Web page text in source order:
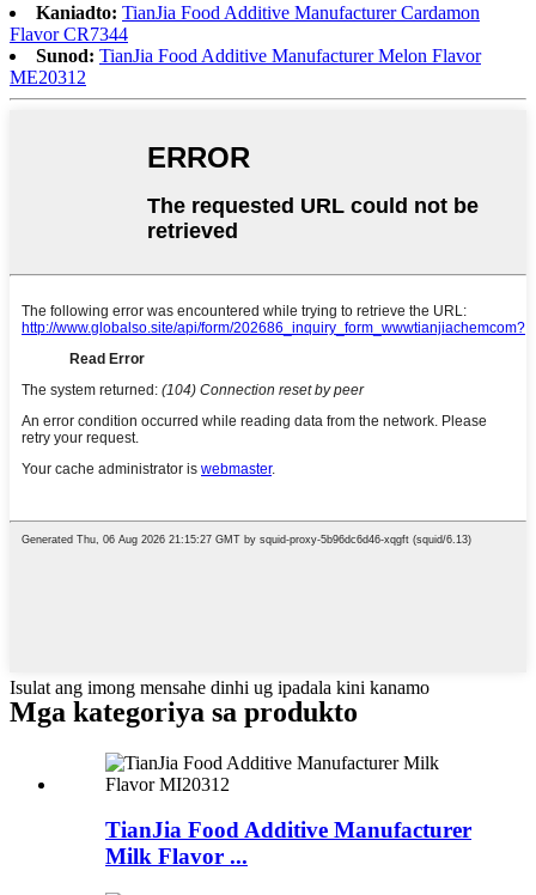
Kaniadto: TianJia Food Additive Manufacturer Cardamon
Flavor CR7344
Sunod: TianJia Food Additive Manufacturer Melon Flavor
ME20312
Isulat ang imong mensahe dinhi ug ipadala kini kanamo
Mga kategoriya sa produkto
TianJia Food Additive Manufacturer
Milk Flavor ...